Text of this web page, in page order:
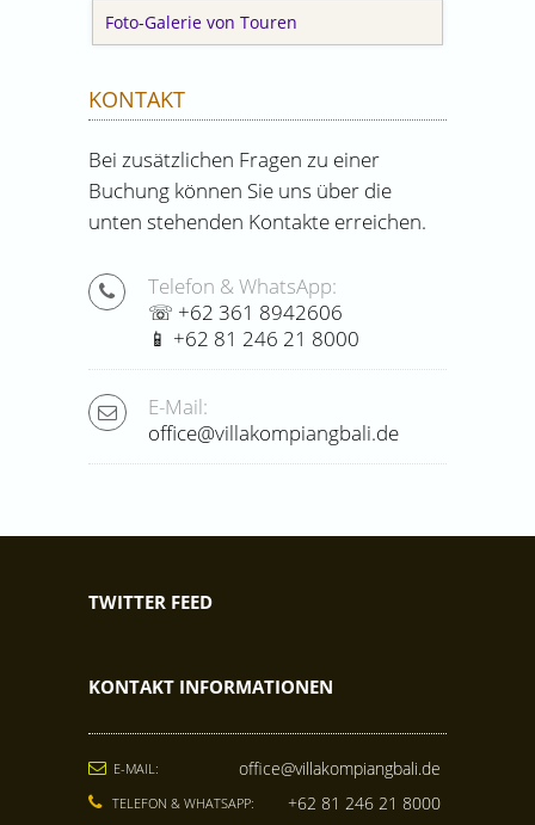
Foto-Galerie von Touren
KONTAKT
Bei zusätzlichen Fragen zu einer
Buchung können Sie uns über die
unten stehenden Kontakte erreichen.
Telefon & WhatsApp:
☏ +62 361 8942606
📱 +62 81 246 21 8000
E-Mail:
office@villakompiangbali.de
TWITTER FEED
KONTAKT INFORMATIONEN
E-MAIL: office@villakompiangbali.de
TELEFON & WHATSAPP: +62 81 246 21 8000